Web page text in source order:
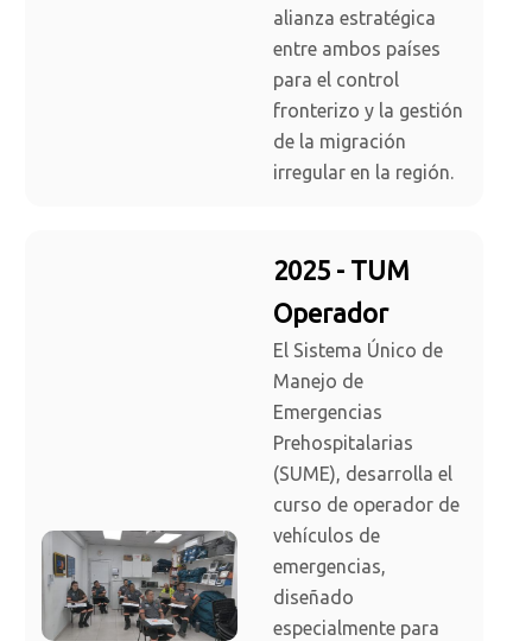
alianza estratégica
entre ambos países
para el control
fronterizo y la gestión
de la migración
irregular en la región.
2025 - TUM
Operador
El Sistema Único de
Manejo de
Emergencias
Prehospitalarias
(SUME), desarrolla el
curso de operador de
vehículos de
emergencias,
diseñado
especialmente para